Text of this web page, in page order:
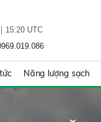
15:20 UTC
Năng lượng sạch